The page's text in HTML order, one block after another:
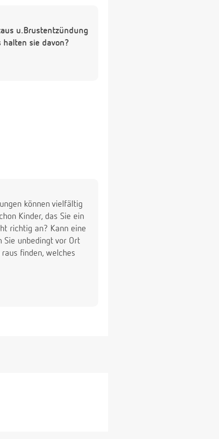
u.Brustentzündung
sie davon?
können vielfältig
Kinder, das Sie ein
richtig an? Kann eine
Sie unbedingt vor Ort
finden, welches